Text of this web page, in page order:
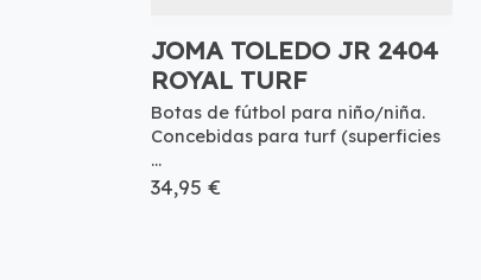
JOMA TOLEDO JR 2404
ROYAL TURF
Botas de fútbol para niño/niña.
Concebidas para turf (superficies
...
34,95 €